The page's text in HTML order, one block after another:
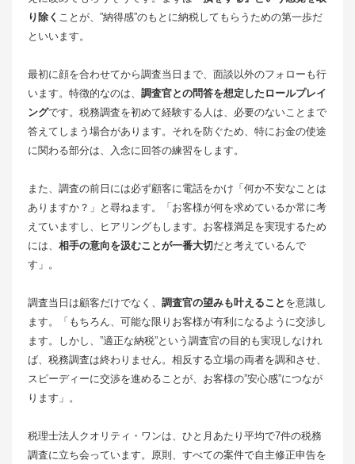
り除く ことが、”納得感”のもとに納税してもらうための第一歩だ
といいます。
最初に顔を合わせてから調査当日まで、面談以外のフォローも行
います。特徴的なのは、 調査官との問答を想定したロールプレイ
ングです。税務調査を初めて経験する人は、必要のないことまで
答えてしまう場合があります。それを防ぐため、特にお金の使途
に関わる部分は、入念に回答の練習をします。
また、調査の前日には必ず顧客に電話をかけ「何か不安なことは
ありますか？」と尋ねます。「お客様が何を求めているか常に考
えていますし、ヒアリングもします。お客様満足を実現するため
には、 相手の意向を汲むことが一番大切 だと考えているんで
す」。
調査当日は顧客だけでなく、 調査官の望みも叶えること を意識し
ます。「もちろん、可能な限りお客様が有利になるように交渉し
ます。しかし、”適正な納税”という調査官の目的も実現しなけれ
ば、税務調査は終わりません。相反する立場の両者を調和させ、
スピーディーに交渉を進めることが、お客様の”安心感”につなが
ります」。
税理士法人クオリティ・ワンは、ひと月あたり平均で7件の税務
調査に立ち会っています。原則、すべての案件で自主修正申告を